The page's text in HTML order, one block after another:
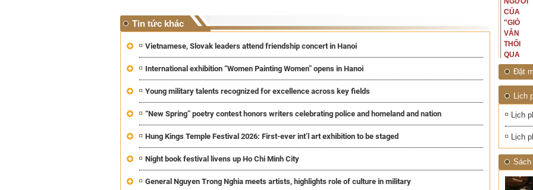
Tin tức khác
Vietnamese, Slovak leaders attend friendship concert in Hanoi
International exhibition “Women Painting Women” opens in Hanoi
Young military talents recognized for excellence across key fields
“New Spring” poetry contest honors writers celebrating police and homeland and nation
Hung Kings Temple Festival 2026: First-ever int’l art exhibition to be staged
Night book festival livens up Ho Chi Minh City
General Nguyen Trong Nghia meets artists, highlights role of culture in military
HỒNG
THÁNG
NĂM
CỦA
"GIÓ
VẪN
THỔI
QUA
RỪNG
NHIỆT
ĐỚI"
Đặt
Lịch
Lịch
Lịch